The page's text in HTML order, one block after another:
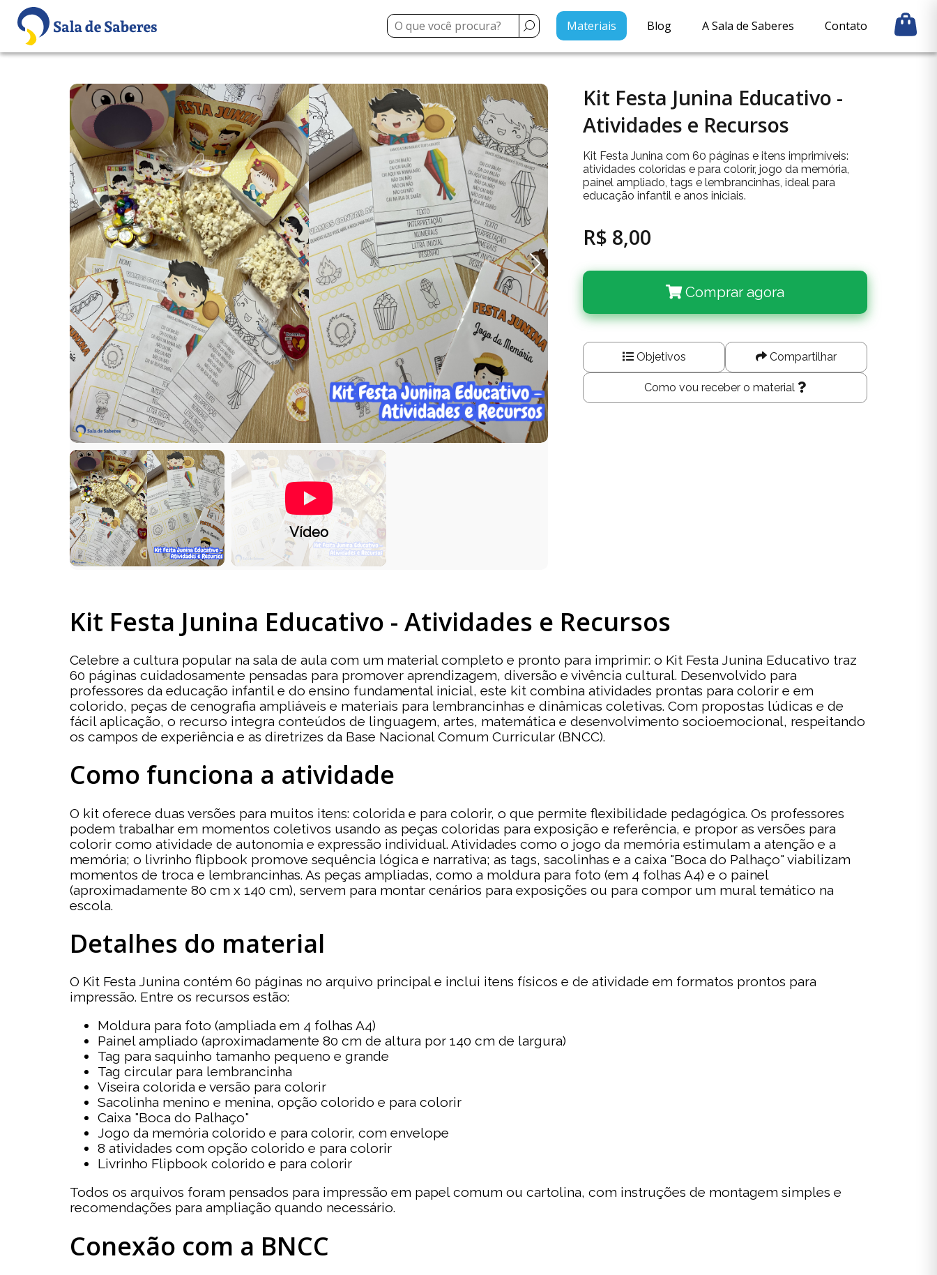
Materiais Blog A Sala de Saberes Contato
Vídeo
Kit Festa Junina Educativo -
Atividades e Recursos
Kit Festa Junina com 60 páginas e itens imprimíveis:
atividades coloridas e para colorir, jogo da memória,
painel ampliado, tags e lembrancinhas, ideal para
educação infantil e anos iniciais.
R$ 8,00
Comprar agora
Objetivos Compartilhar
Como vou receber o material
Kit Festa Junina Educativo - Atividades e Recursos
Celebre a cultura popular na sala de aula com um material completo e pronto para imprimir: o Kit Festa Junina Educativo traz
60 páginas cuidadosamente pensadas para promover aprendizagem, diversão e vivência cultural. Desenvolvido para
professores da educação infantil e do ensino fundamental inicial, este kit combina atividades prontas para colorir e em
colorido, peças de cenografia ampliáveis e materiais para lembrancinhas e dinâmicas coletivas. Com propostas lúdicas e de
fácil aplicação, o recurso integra conteúdos de linguagem, artes, matemática e desenvolvimento socioemocional, respeitando
os campos de experiência e as diretrizes da Base Nacional Comum Curricular (BNCC).
Como funciona a atividade
O kit oferece duas versões para muitos itens: colorida e para colorir, o que permite flexibilidade pedagógica. Os professores
podem trabalhar em momentos coletivos usando as peças coloridas para exposição e referência, e propor as versões para
colorir como atividade de autonomia e expressão individual. Atividades como o jogo da memória estimulam a atenção e a
memória; o livrinho flipbook promove sequência lógica e narrativa; as tags, sacolinhas e a caixa "Boca do Palhaço" viabilizam
momentos de troca e lembrancinhas. As peças ampliadas, como a moldura para foto (em 4 folhas A4) e o painel
(aproximadamente 80 cm x 140 cm), servem para montar cenários para exposições ou para compor um mural temático na
escola.
Detalhes do material
O Kit Festa Junina contém 60 páginas no arquivo principal e inclui itens físicos e de atividade em formatos prontos para
impressão. Entre os recursos estão:
Moldura para foto (ampliada em 4 folhas A4)
Painel ampliado (aproximadamente 80 cm de altura por 140 cm de largura)
Tag para saquinho tamanho pequeno e grande
Tag circular para lembrancinha
Viseira colorida e versão para colorir
Sacolinha menino e menina, opção colorido e para colorir
Caixa "Boca do Palhaço"
Jogo da memória colorido e para colorir, com envelope
8 atividades com opção colorido e para colorir
Livrinho Flipbook colorido e para colorir
Todos os arquivos foram pensados para impressão em papel comum ou cartolina, com instruções de montagem simples e
recomendações para ampliação quando necessário.
Conexão com a BNCC